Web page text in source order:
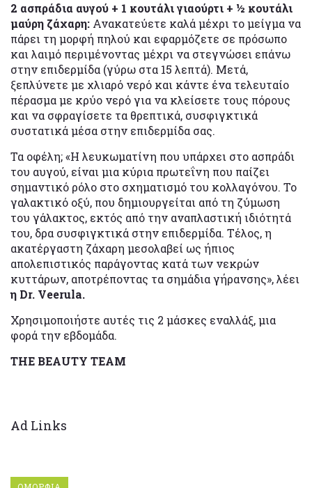
2 ασπράδια αυγού + 1 κουτάλι γιαούρτι + ½ κουτάλι
μαύρη ζάχαρη: Ανακατεύετε καλά μέχρι το μείγμα να
πάρει τη μορφή πηλού και εφαρμόζετε σε πρόσωπο
και λαιμό περιμένοντας μέχρι να στεγνώσει επάνω
στην επιδερμίδα (γύρω στα 15 λεπτά). Μετά,
ξεπλύνετε με χλιαρό νερό και κάντε ένα τελευταίο
πέρασμα με κρύο νερό για να κλείσετε τους πόρους
και να σφραγίσετε τα θρεπτικά, συσφιγκτικά
συστατικά μέσα στην επιδερμίδα σας.
Τα οφέλη; «Η λευκωματίνη που υπάρχει στο ασπράδι
του αυγού, είναι μια κύρια πρωτεΐνη που παίζει
σημαντικό ρόλο στο σχηματισμό του κολλαγόνου. To
γαλακτικό οξύ, που δημιουργείται από τη ζύμωση
του γάλακτος, εκτός από την αναπλαστική ιδιότητά
του, δρα συσφιγκτικά στην επιδερμίδα. Τέλος, η
ακατέργαστη ζάχαρη μεσολαβεί ως ήπιος
απολεπιστικός παράγοντας κατά των νεκρών
κυττάρων, αποτρέποντας τα σημάδια γήρανσης», λέει
η Dr. Veerula.
Χρησιμοποιήστε αυτές τις 2 μάσκες εναλλάξ, μια
φορά την εβδομάδα.
THE BEAUTY TEAM
Ad Links